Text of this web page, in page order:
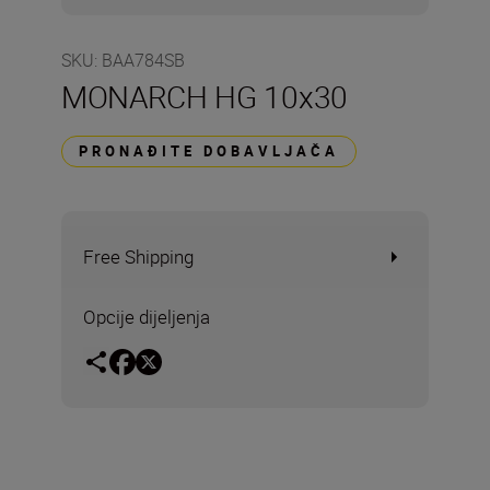
SKU: BAA784SB
MONARCH HG 10x30
PRONAĐITE DOBAVLJAČA
Free Shipping
Opcije dijeljenja